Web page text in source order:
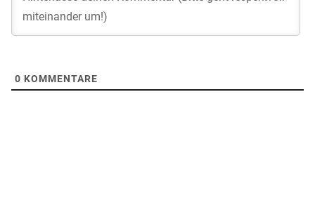
0 KOMMENTARE